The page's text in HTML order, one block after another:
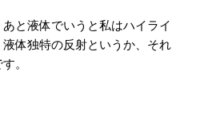
あと液体でいうと私はハイライ
液体独特の反射というか、それ
。